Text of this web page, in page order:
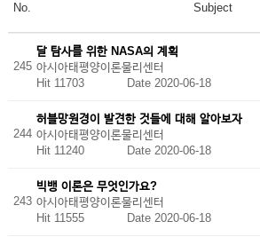
No. Subject
245
달 탐사를 위한 NASA의 계획
아시아태평양이론물리센터
Hit 11703 Date 2020-06-18
244
허블망원경이 발견한 것들에 대해 알아보자
아시아태평양이론물리센터
Hit 11240 Date 2020-06-18
243
빅뱅 이론은 무엇인가요?
아시아태평양이론물리센터
Hit 11555 Date 2020-06-18